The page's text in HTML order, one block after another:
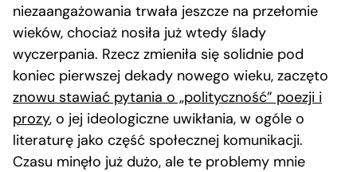
niezaangażowania trwała jeszcze na przełomie
wieków, chociaż nosiła już wtedy ślady
wyczerpania. Rzecz zmieniła się solidnie pod
koniec pierwszej dekady nowego wieku, zaczęto
znowu stawiać pytania o „polityczność” poezji i
prozy, o jej ideologiczne uwikłania, w ogóle o
literaturę jako część społecznej komunikacji.
Czasu minęło już dużo, ale te problemy mnie